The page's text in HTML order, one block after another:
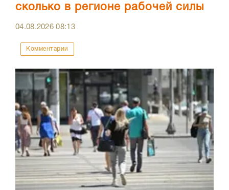
сколько в регионе рабочей силы
04.08.202608:13
Комментарии